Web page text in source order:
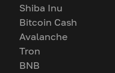
Shiba Inu
Bitcoin Cash
Avalanche
Tron
BNB